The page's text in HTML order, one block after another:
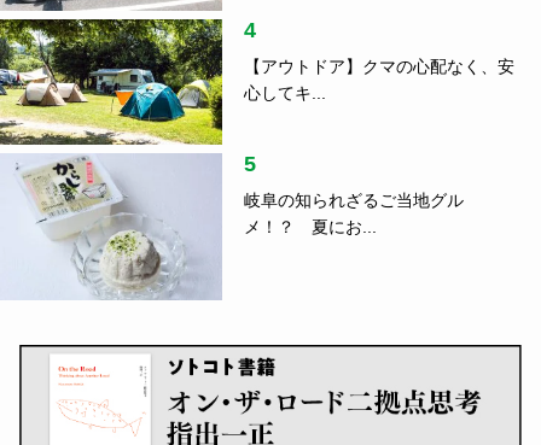
4
【アウトドア】クマの心配なく、安
心してキ...
5
岐阜の知られざるご当地グル
メ！？ 夏にお...